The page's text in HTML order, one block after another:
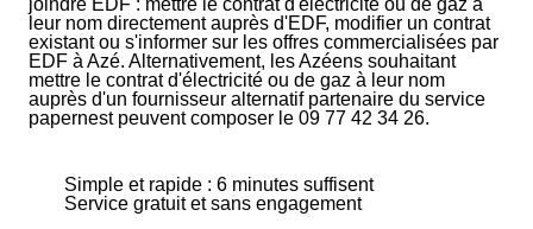
joindre EDF : mettre le contrat d'électricité ou de gaz à
leur nom directement auprès d'EDF, modifier un contrat
existant ou s'informer sur les offres commercialisées par
EDF à Azé. Alternativement, les Azéens souhaitant
mettre le contrat d'électricité ou de gaz à leur nom
auprès d'un fournisseur alternatif partenaire du service
papernest peuvent composer le 09 77 42 34 26.
Simple et rapide : 6 minutes suffisent
Service gratuit et sans engagement